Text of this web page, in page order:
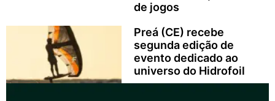
de jogos
Preá (CE) recebe
segunda edição de
evento dedicado ao
universo do Hidrofoil